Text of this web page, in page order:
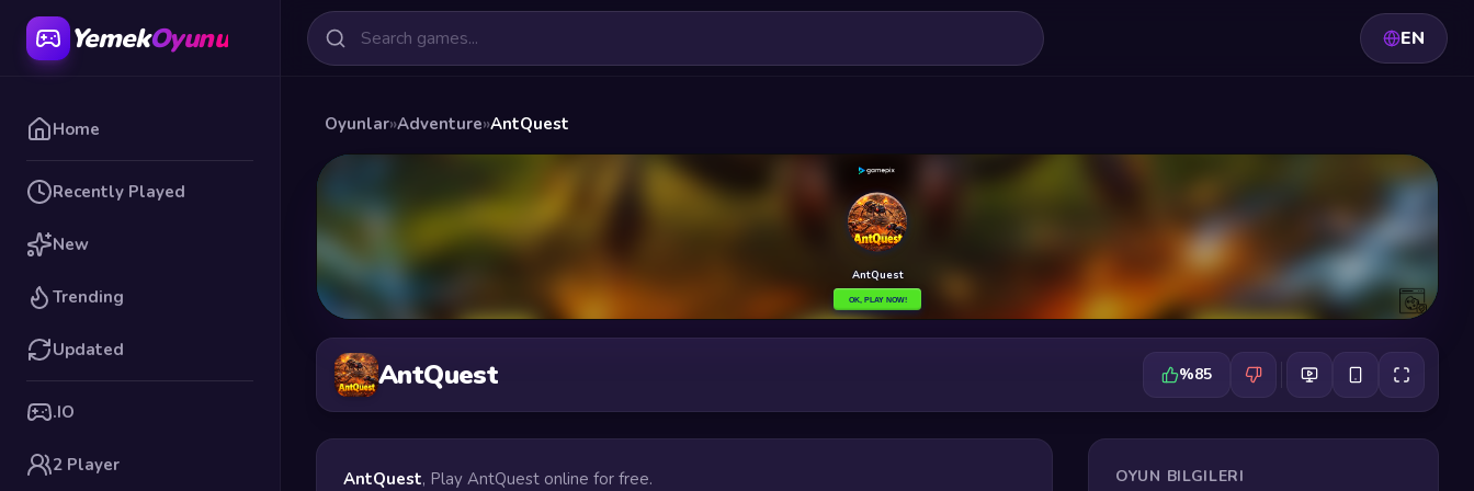
YemekOyunu
Home
Recently Played
New
Trending
Updated
.IO
2 Player
EN
Oyunlar»Adventure»AntQuest
AntQuest %85
AntQuest, Play AntQuest online for free. OYUN BILGILERI